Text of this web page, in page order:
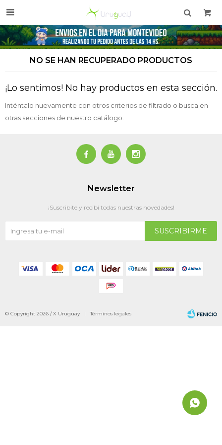

NO SE HAN RECUPERADO PRODUCTOS
¡Lo sentimos! No hay productos en esta sección.
Inténtalo nuevamente con otros criterios de filtrado o busca en
otras secciones de nuestro catálogo.
  
Newsletter
¡Suscribite y recibí todas nuestras novedades!
SUSCRIBIRME
© Copyright 2026 / X Uruguay |Términos legales